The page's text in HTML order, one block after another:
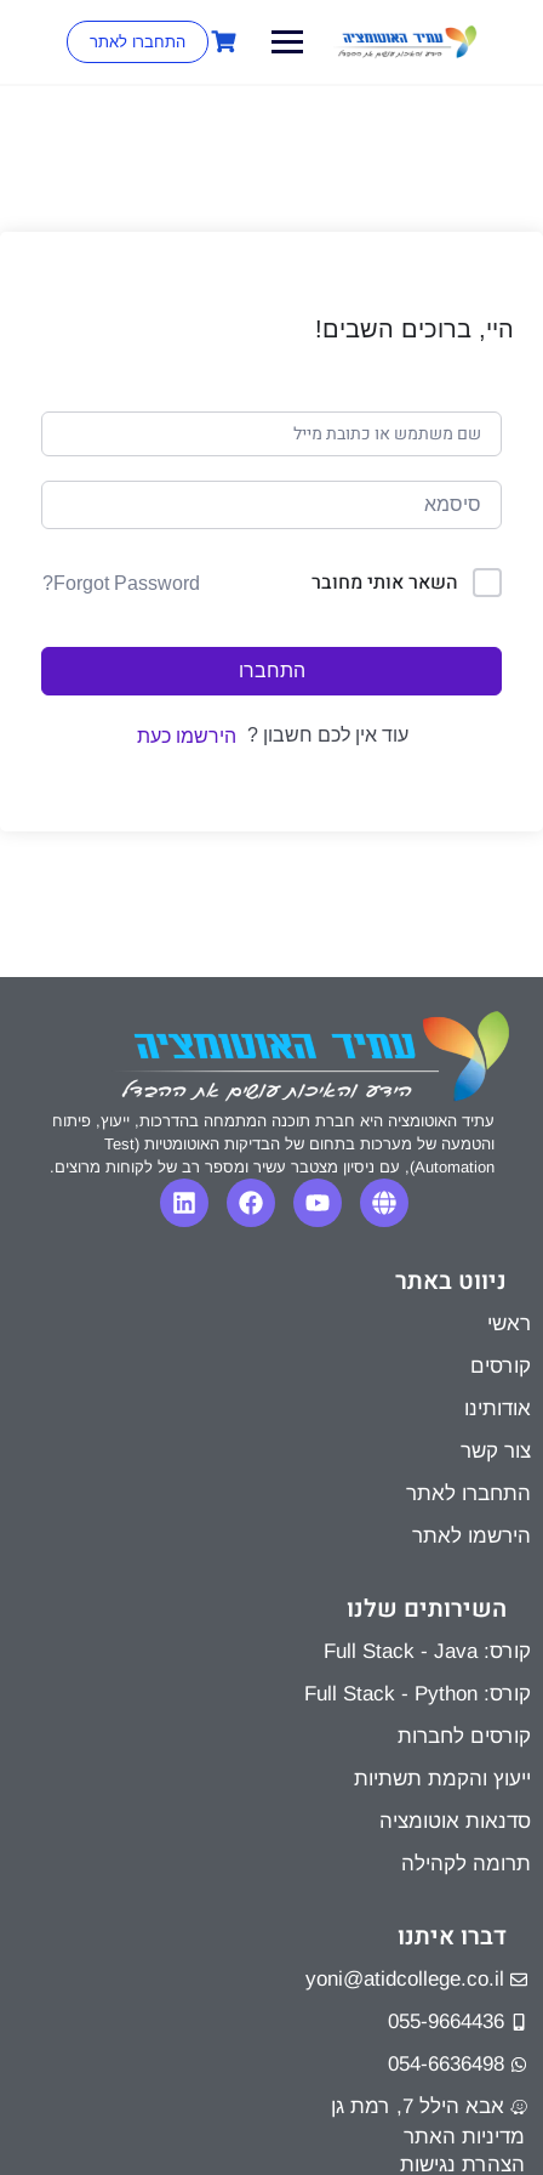
התחברו לאתר
היי, ברוכים השבים!
השאר אותי מחובר Forgot Password?
התחברו
עוד אין לכם חשבון ? הירשמו כעת
עתיד האוטומציה היא חברת תוכנה המתמחה בהדרכות, ייעוץ, פיתוח
והטמעה של מערכות בתחום של הבדיקות האוטומטיות (Test
Automation), עם ניסיון מצטבר עשיר ומספר רב של לקוחות מרוצים.
ניווט באתר
ראשי
קורסים
אודותינו
צור קשר
התחברו לאתר
הירשמו לאתר
השירותים שלנו
קורס: Full Stack - Java
קורס: Full Stack - Python
קורסים לחברות
ייעוץ והקמת תשתיות
סדנאות אוטומציה
תרומה לקהילה
דברו איתנו
yoni@atidcollege.co.il
055-9664436
054-6636498
אבא הילל 7, רמת גן
מדיניות האתר
הצהרת נגישות